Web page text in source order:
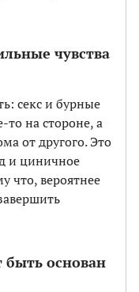
чувства
секс и бурные
то на стороне, а
от другого. Это
и циничное
что, вероятнее
быть основан